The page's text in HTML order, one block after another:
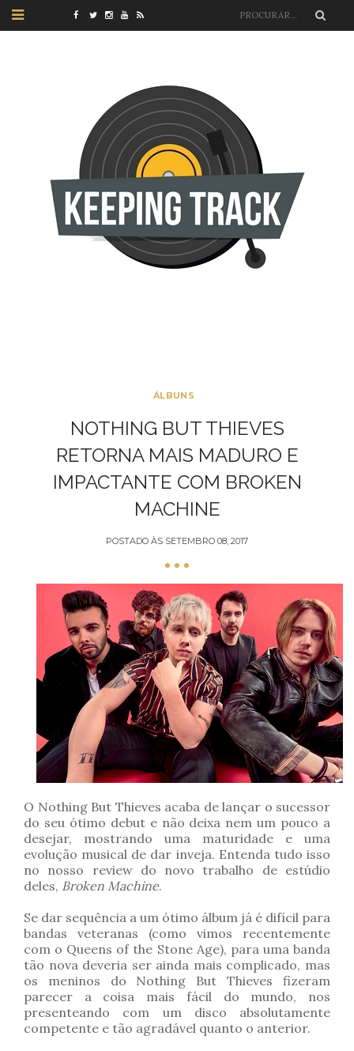
ÁLBUNS
NOTHING BUT THIEVES
RETORNA MAIS MADURO E
IMPACTANTE COM BROKEN
MACHINE
POSTADO ÀS SETEMBRO 08, 2017
O Nothing But Thieves acaba de lançar o sucessor
do seu ótimo debut e não deixa nem um pouco a
desejar, mostrando uma maturidade e uma
evolução musical de dar inveja. Entenda tudo isso
no nosso review do novo trabalho de estúdio
deles, Broken Machine.
Se dar sequência a um ótimo álbum já é difícil para
bandas veteranas (como vimos recentemente
com o Queens of the Stone Age), para uma banda
tão nova deveria ser ainda mais complicado, mas
os meninos do Nothing But Thieves fizeram
parecer a coisa mais fácil do mundo, nos
presenteando com um disco absolutamente
competente e tão agradável quanto o anterior.